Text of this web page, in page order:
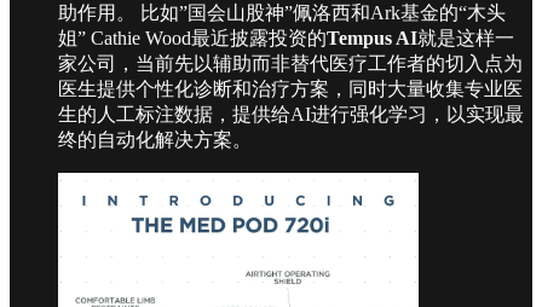
助作用。 比如”国会山股神”佩洛西和Ark基金的“木头
姐” Cathie Wood最近披露投资的Tempus AI就是这样一
家公司，当前先以辅助而非替代医疗工作者的切入点为
医生提供个性化诊断和治疗方案，同时大量收集专业医
生的人工标注数据，提供给AI进行强化学习，以实现最
终的自动化解决方案。